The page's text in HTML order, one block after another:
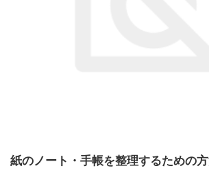
紙のノート・手帳を整理するための